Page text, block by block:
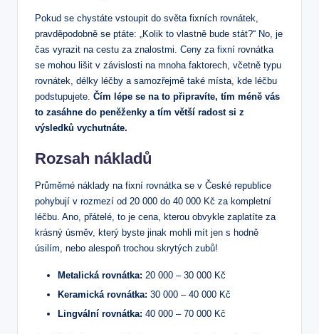
Pokud se chystáte vstoupit do světa fixních rovnátek,
pravděpodobně se ptáte: „Kolik to vlastně bude stát?“ No, je
čas vyrazit na cestu za znalostmi. Ceny za fixní rovnátka
se mohou lišit v závislosti na mnoha faktorech, včetně typu
rovnátek, délky léčby a samozřejmě také místa, kde léčbu
podstupujete. Čím lépe se na to připravíte, tím méně vás
to zasáhne do peněženky a tím větší radost si z
výsledků vychutnáte.
Rozsah nákladů
Průměrné náklady na fixní rovnátka se v České republice
pohybují v rozmezí od 20 000 do 40 000 Kč za kompletní
léčbu. Ano, přátelé, to je cena, kterou obvykle zaplatíte za
krásný úsměv, který byste jinak mohli mít jen s hodně
úsilím, nebo alespoň trochou skrytých zubů!
Metalická rovnátka: 20 000 – 30 000 Kč
Keramická rovnátka: 30 000 – 40 000 Kč
Lingvální rovnátka: 40 000 – 70 000 Kč